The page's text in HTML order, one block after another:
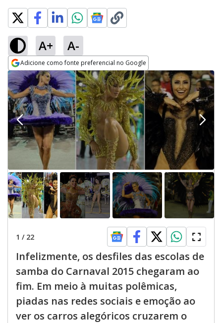
A+ A-
Adicione como fonte preferencial no Google
Opens in new window
1 / 22
Infelizmente, os desfiles das escolas de
samba do Carnaval 2015 chegaram ao
fim. Em meio à muitas polêmicas,
piadas nas redes sociais e emoção ao
ver os carros alegóricos cruzarem o